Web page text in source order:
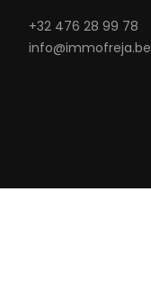
+32 476 28 99 78
info@immofreja.be